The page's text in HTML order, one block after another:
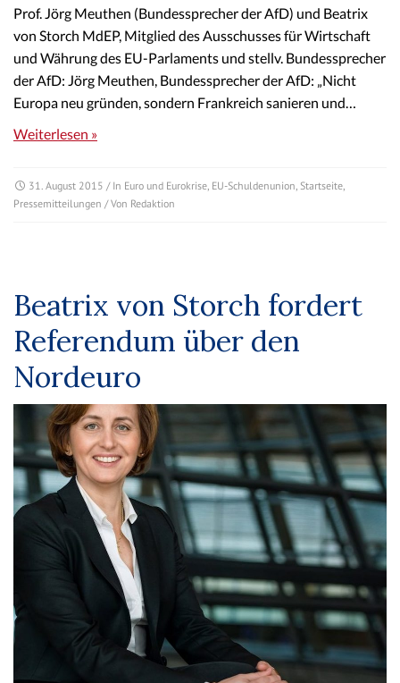
Prof. Jörg Meuthen (Bundessprecher der AfD) und Beatrix
von Storch MdEP, Mitglied des Ausschusses für Wirtschaft
und Währung des EU-Parlaments und stellv. Bundessprecher
der AfD: Jörg Meuthen, Bundessprecher der AfD: „Nicht
Europa neu gründen, sondern Frankreich sanieren und…
Weiterlesen »
31. August 2015 / In Euro und Eurokrise, EU-Schuldenunion, Startseite,
Pressemitteilungen / Von Redaktion
Beatrix von Storch fordert
Referendum über den
Nordeuro